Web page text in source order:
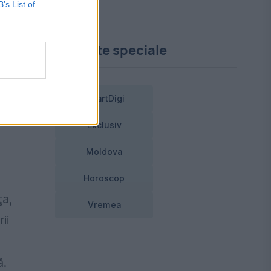
List of
Proiecte speciale
SmartDigi
Exclusiv
Moldova
Horoscop
Vremea